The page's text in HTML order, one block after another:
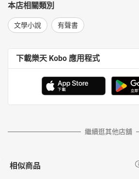
本店相關類別
文學小說 有聲書
下載樂天 Kobo 應用程式
繼續逛其他店舖
相似商品